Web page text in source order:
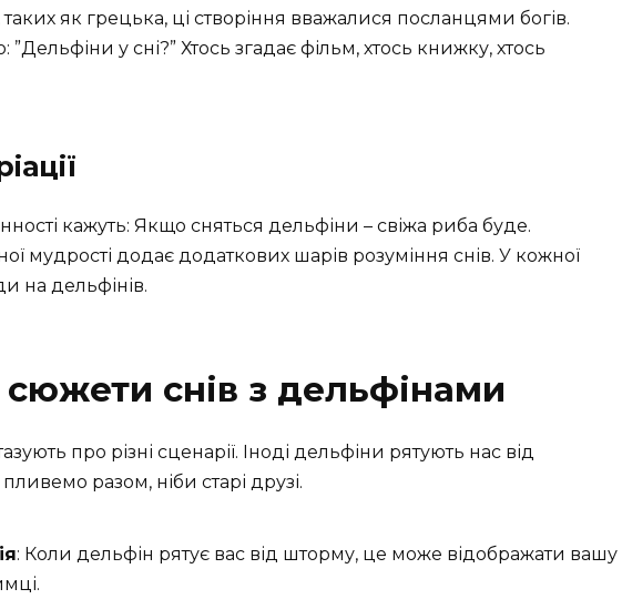
таких як грецька, ці створіння вважалися посланцями богів.
”Дельфіни у сні?” Хтось згадає фільм, хтось книжку, хтось
кажуть: Якщо сняться дельфіни – свіжа риба буде.
мудрості додає додаткових шарів розуміння снів. У кожної
на дельфінів.
снів з дельфінами
про різні сценарії. Іноді дельфіни рятують нас від
разом, ніби старі друзі.
: Коли дельфін рятує вас від шторму, це може відображати вашу